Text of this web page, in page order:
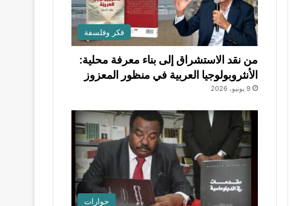
فكر وفلسفة
من نقد الاستشراق إلى بناء معرفة محلية:
الأنثروبولوجيا العربية في منظور المعزوز
9 يونيو، 2026
حوارات